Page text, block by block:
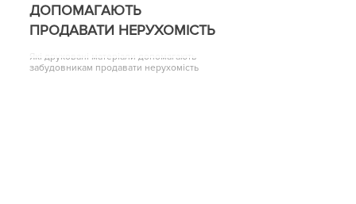
ДОПОМАГАЮТЬ
ПРОДАВАТИ НЕРУХОМІСТЬ
Які друковані матеріали допомагають
забудовникам продавати нерухомість